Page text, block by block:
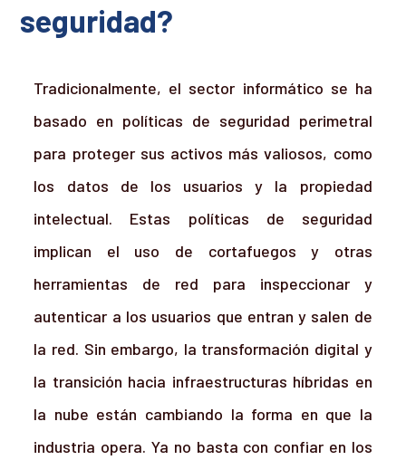
seguridad?
Tradicionalmente, el sector informático se ha
basado en políticas de seguridad perimetral
para proteger sus activos más valiosos, como
los datos de los usuarios y la propiedad
intelectual. Estas políticas de seguridad
implican el uso de cortafuegos y otras
herramientas de red para inspeccionar y
autenticar a los usuarios que entran y salen de
la red. Sin embargo, la transformación digital y
la transición hacia infraestructuras híbridas en
la nube están cambiando la forma en que la
industria opera. Ya no basta con confiar en los